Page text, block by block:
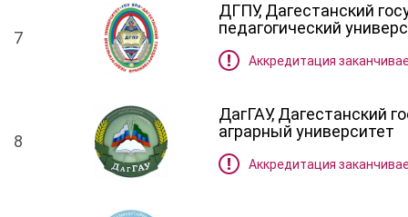
7
ДГПУ, Дагестанский
педагогический
Аккредитация
8
ДагГАУ, Дагестанский
аграрный университет
Аккредитация